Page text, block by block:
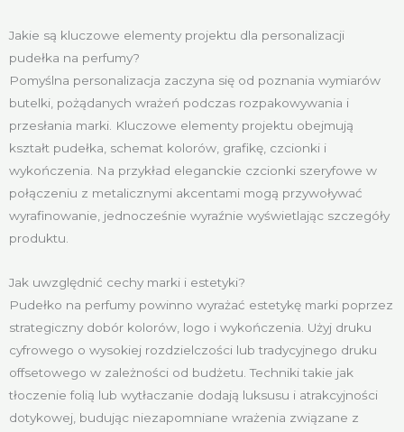
Jakie są kluczowe elementy projektu dla personalizacji
pudełka na perfumy?
Pomyślna personalizacja zaczyna się od poznania wymiarów
butelki, pożądanych wrażeń podczas rozpakowywania i
przesłania marki. Kluczowe elementy projektu obejmują
kształt pudełka, schemat kolorów, grafikę, czcionki i
wykończenia. Na przykład eleganckie czcionki szeryfowe w
połączeniu z metalicznymi akcentami mogą przywoływać
wyrafinowanie, jednocześnie wyraźnie wyświetlając szczegóły
produktu.
Jak uwzględnić cechy marki i estetyki?
Pudełko na perfumy powinno wyrażać estetykę marki poprzez
strategiczny dobór kolorów, logo i wykończenia. Użyj druku
cyfrowego o wysokiej rozdzielczości lub tradycyjnego druku
offsetowego w zależności od budżetu. Techniki takie jak
tłoczenie folią lub wytłaczanie dodają luksusu i atrakcyjności
dotykowej, budując niezapomniane wrażenia związane z